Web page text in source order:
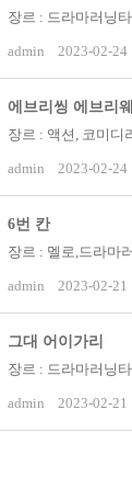
장르 : 드라마러닝
admin 2023-02-24
에브리씽 에브리
장르 : 액션, 코미디
admin 2023-02-24
6번 칸
장르 : 멜로,드라마
admin 2023-02-21
그대 어이가리
장르 : 드라마러닝
admin 2023-02-21